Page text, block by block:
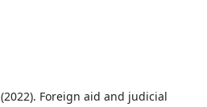
Foreign aid and judicial